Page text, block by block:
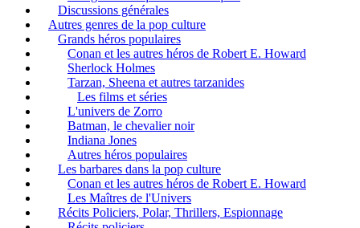
Discussions générales
Autres genres de la pop culture
Grands héros populaires
Conan et les autres héros de Robert E. Howard
Sherlock Holmes
Tarzan, Sheena et autres tarzanides
Les films et séries
L'univers de Zorro
Batman, le chevalier noir
Indiana Jones
Autres héros populaires
Les barbares dans la pop culture
Conan et les autres héros de Robert E. Howard
Les Maîtres de l'Univers
Récits Policiers, Polar, Thrillers, Espionnage